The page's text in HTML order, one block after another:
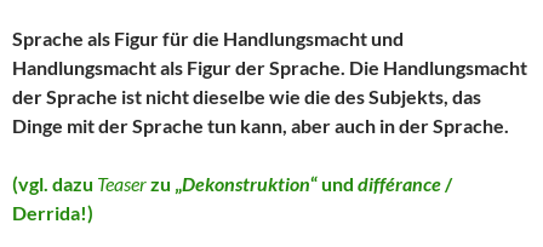
Sprache als Figur für die Handlungsmacht und
Handlungsmacht als Figur der Sprache. Die Handlungsmacht
der Sprache ist nicht dieselbe wie die des Subjekts, das
Dinge mit der Sprache tun kann, aber auch in der Sprache.
(vgl. dazu Teaserzu „Dekonstruktion“ und différance/
Derrida!)